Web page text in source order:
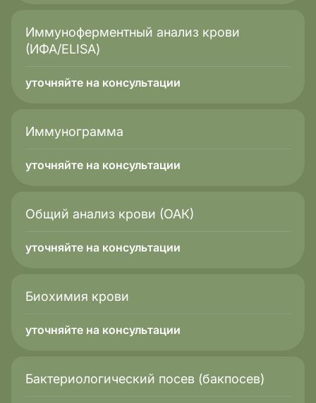
Иммуноферментный анализ крови
(ИФА/ELISA)
уточняйте на консультации
Иммунограмма
уточняйте на консультации
Общий анализ крови (ОАК)
уточняйте на консультации
Биохимия крови
уточняйте на консультации
Бактериологический посев (бакпосев)